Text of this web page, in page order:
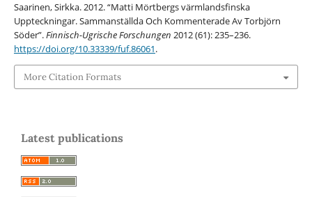
Saarinen, Sirkka. 2012. “Matti Mörtbergs värmlandsfinska
Uppteckningar. Sammanställda Och Kommenterade Av Torbjörn
Söder”.Finnisch-Ugrische Forschungen 2012 (61): 235–236.
https://doi.org/10.33339/fuf.86061.
More Citation Formats
Latest publications